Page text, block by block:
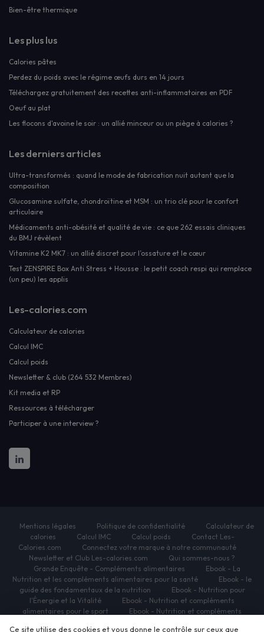
Bien-être thermique
Les plus lus
Calories pâtes
Perdez du poids avec le régime œufs durs en 14 jours
Téléchargez gratuitement des recettes anti-inflammatoires en PDF
Oeuf au plat
Les flocons d'avoine le soir : un allié minceur ou un piège à calories ?
Les derniers articles
Ultra-transformés : quand le mode de fabrication nuit autant que la
composition
Glucosamine sulfate, chondroïtine et MSM : un trio clé pour le confort
articulaire
Médicaments anti-obésité et qualité de vie : ce que 262 essais cliniques
du BMJ révèlent
Vitamine K2 MK7 : un allié discret pour l’ossature et le cœur
Test ZENSPIRE Box Anti Stress + Housse : le petit coach respi qui remplace
(un peu) les applis
Les-calories.com
Calculateur de calories
Calcul IMC
Calcul poids
Newsletter & club (264 532 Membres)
Kit media et RP
Ressources à télécharger
Participer à une interview ?
Mentions légales Politique de confidentialité
Calculateur de
calories
Calcul IMC Calcul poids
Contact Les-
Calories.com
Connectez votre marque à notre communauté
Newsletter et Club Les-calories.com
Qui sommes-nous ?
Grande Enquête - Compléments alimentaires
Ebook - La
Nutrition et les compléments alimentaires pour la santé
Ebook - le
guide des fondamentaux de la nutrition
Ebook - Nutrition pour
l'Énergie et la Vitalité
Ebook - Nutrition et compléments
alimentaires pour le sport
Ebook - Nutrition et compléments
Ce site utilise des cookies et vous donne le contrôle sur ceux que